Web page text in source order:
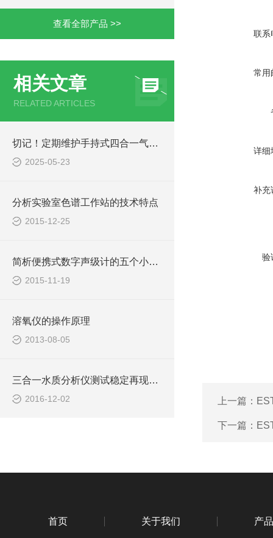
查看全部产品 >>
相关文章
RELATED ARTICLES
切记！定期维护手持式四合一气体检测仪才能提升整体工作效率
2025-05-23
分析实验室色谱工作站的技术特点
2015-12-25
简析便携式数字声级计的五个小注意事项
2015-11-19
溶氧仪的操作原理
2013-08-05
三合一水质分析仪测试稳定再现性良好
2016-12-02
联系
常用
详细
补充
验
上一篇：
下一篇：
首页 关于我们 产